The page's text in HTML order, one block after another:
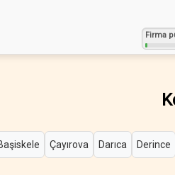
Firma
Çayırova Darıca Derince